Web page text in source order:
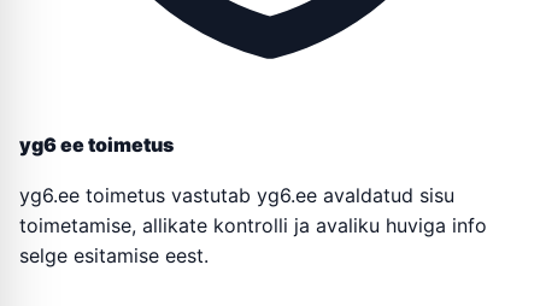
yg6 ee toimetus
yg6.ee toimetus vastutab yg6.ee avaldatud sisu
toimetamise, allikate kontrolli ja avaliku huviga info
selge esitamise eest.